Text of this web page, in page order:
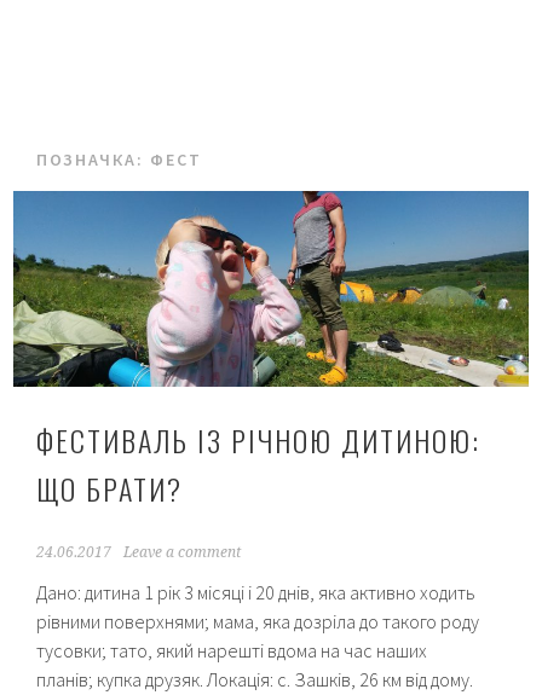
ПОЗНАЧКА: ФЕСТ
ФЕСТИВАЛЬ ІЗ РІЧНОЮ ДИТИНОЮ:
ЩО БРАТИ?
24.06.2017 Leave a comment
Дано: дитина 1 рік 3 місяці і 20 днів, яка активно ходить
рівними поверхнями; мама, яка дозріла до такого роду
тусовки; тато, який нарешті вдома на час наших
планів; купка друзяк. Локація: с. Зашків, 26 км від дому.